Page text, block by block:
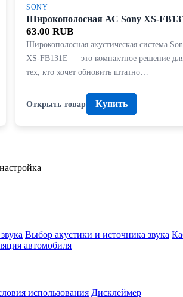
SONY
Широкополосная АС Sony XS-
63.00 RUB
Широкополосная акустическая система
XS-FB131E — это компактное решение
тех, кто хочет обновить штатно…
Открыть товар Купить
Выбор акустики и источника звука
автомобиля
использования Дисклеймер